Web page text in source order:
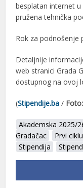
besplatan internet
pružena tehnička
Rok za podnošenje
Detaljnije
web stranici Grada
dostupnog na ovoj
(Stipendije.ba / Foto:
Akademska 2025/
Gradačac
Prvi
Stipendija